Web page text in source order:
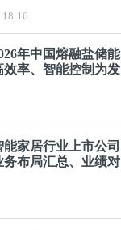
18:16
年中国熔融盐储能
率、智能控制为发
能家居行业上市公司
布局汇总、业绩对